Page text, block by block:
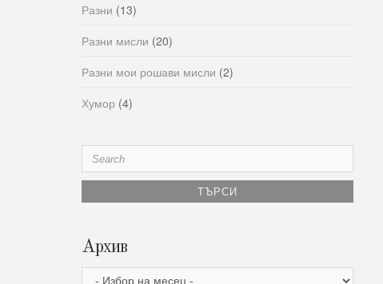
Разни (13)
Разни мисли (20)
Разни мои рошави мисли (2)
Хумор (4)
Search
for:
Архив
Архив